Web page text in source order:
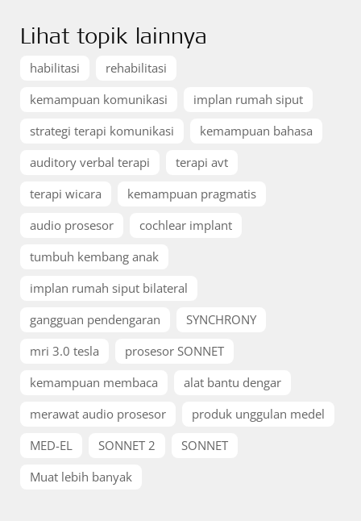
Lihat topik lainnya
habilitasi
rehabilitasi
kemampuan komunikasi
implan rumah siput
strategi terapi komunikasi
kemampuan bahasa
auditory verbal terapi
terapi avt
terapi wicara
kemampuan pragmatis
audio prosesor
cochlear implant
tumbuh kembang anak
implan rumah siput bilateral
gangguan pendengaran
SYNCHRONY
mri 3.0 tesla
prosesor SONNET
kemampuan membaca
alat bantu dengar
merawat audio prosesor
produk unggulan medel
MED-EL
SONNET 2
SONNET
Muat lebih banyak